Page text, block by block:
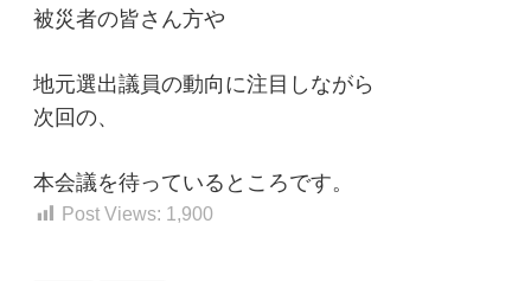
被災者の皆さん方や
地元選出議員の動向に注目しながら
次回の、
本会議を待っているところです。
Post Views: 1,900